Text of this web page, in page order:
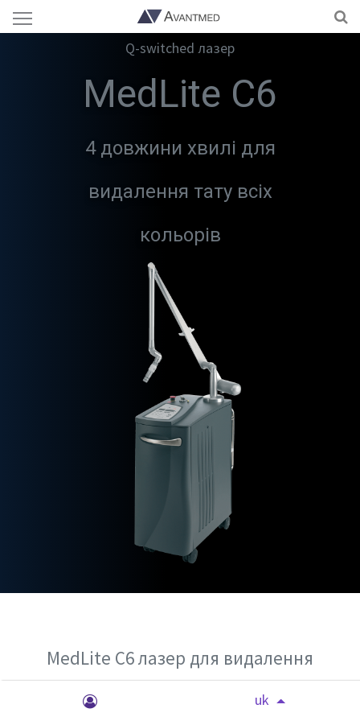
uk
Q-switched лазер
MedLite C6
4 довжини хвилі для
видалення тату всіх
кольорів
MedLite C6 лазер для видалення
татуювання
Легендарна "Робоча конячка" для видалення татуювання всіх